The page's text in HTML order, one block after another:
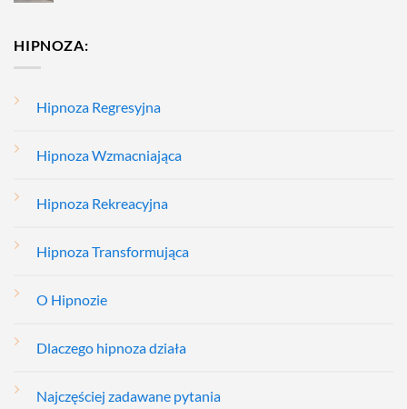
HIPNOZA:
Hipnoza Regresyjna
Hipnoza Wzmacniająca
Hipnoza Rekreacyjna
Hipnoza Transformująca
O Hipnozie
Dlaczego hipnoza działa
Najczęściej zadawane pytania